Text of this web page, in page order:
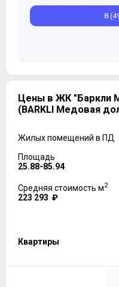
8
Цены в ЖК "Баркли
(BARKLI Медовая
Жилых помещений в ПД
Площадь
25.88-85.94
Средняя стоимость м2
223 293 ₽
Квартиры